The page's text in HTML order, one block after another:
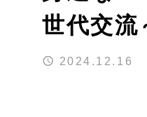
世代交流
2024.12.16